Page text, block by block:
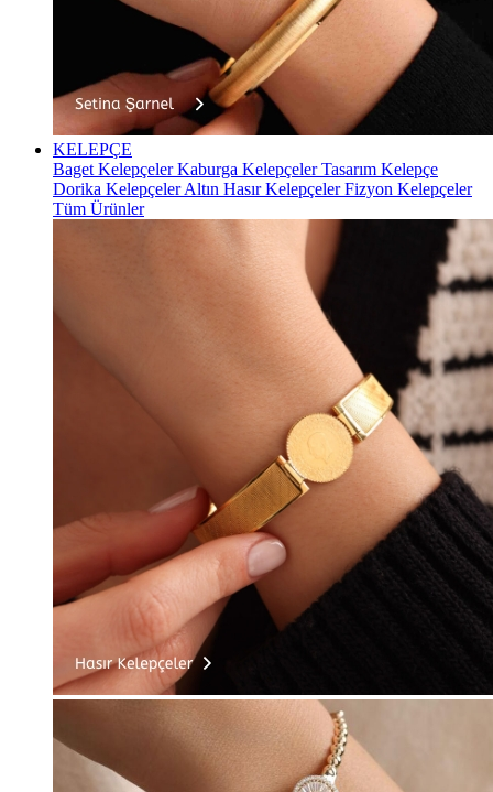
KELEPÇE
Baget KelepçelerKaburga KelepçelerTasarım Kelepçe
Dorika KelepçelerAltın Hasır KelepçelerFizyon Kelepçeler
Tüm Ürünler